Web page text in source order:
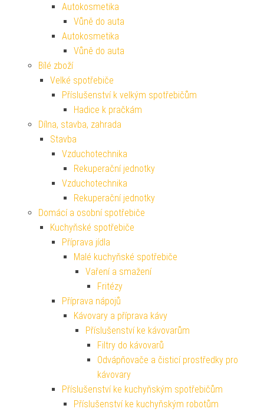
Autokosmetika
Vůně do auta
Autokosmetika
Vůně do auta
Bílé zboží
Velké spotřebiče
Příslušenství k velkým spotřebičům
Hadice k pračkám
Dílna, stavba, zahrada
Stavba
Vzduchotechnika
Rekuperační jednotky
Vzduchotechnika
Rekuperační jednotky
Domácí a osobní spotřebiče
Kuchyňské spotřebiče
Příprava jídla
Malé kuchyňské spotřebiče
Vaření a smažení
Fritézy
Příprava nápojů
Kávovary a příprava kávy
Příslušenství ke kávovarům
Filtry do kávovarů
Odvápňovače a čisticí prostředky pro
kávovary
Příslušenství ke kuchyňským spotřebičům
Příslušenství ke kuchyňským robotům